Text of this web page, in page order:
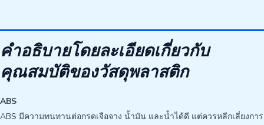
คำอธิบายโดยละเอียดเกี่ยวกับ
คุณสมบัติของวัสดุพลาสติก
ABS
ABS มีความทนทานต่อกรดเจือจาง น้ำมัน และน้ำได้ดี แต่ควรหลีกเลี่ยงการ